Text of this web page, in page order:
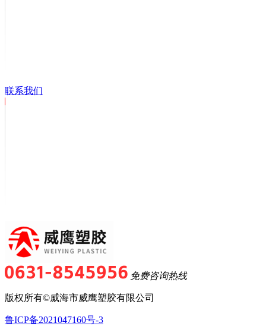
联系我们
免费咨询热线
版权所有©威海市威鹰塑胶有限公司
鲁ICP备2021047160号-3